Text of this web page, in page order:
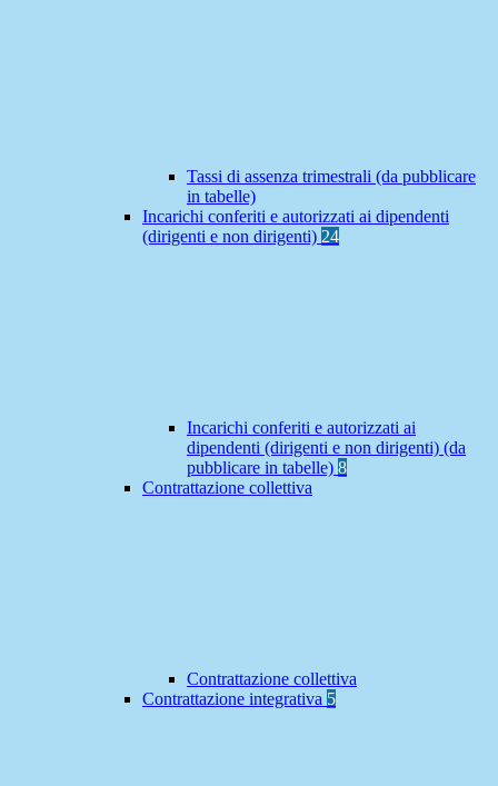
Tassi di assenza trimestrali (da pubblicare
in tabelle)
Incarichi conferiti e autorizzati ai dipendenti
(dirigenti e non dirigenti) 24
Incarichi conferiti e autorizzati ai
dipendenti (dirigenti e non dirigenti) (da
pubblicare in tabelle) 8
Contrattazione collettiva
Contrattazione collettiva
Contrattazione integrativa 5